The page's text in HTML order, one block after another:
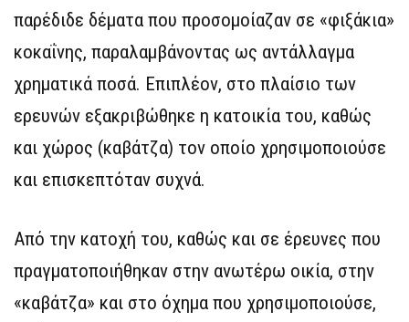
παρέδιδε δέματα που προσομοίαζαν σε «φιξάκια»
κοκαΐνης, παραλαμβάνοντας ως αντάλλαγμα
χρηματικά ποσά. Επιπλέον, στο πλαίσιο των
ερευνών εξακριβώθηκε η κατοικία του, καθώς
και χώρος (καβάτζα) τον οποίο χρησιμοποιούσε
και επισκεπτόταν συχνά.
Από την κατοχή του, καθώς και σε έρευνες που
πραγματοποιήθηκαν στην ανωτέρω οικία, στην
«καβάτζα» και στο όχημα που χρησιμοποιούσε,